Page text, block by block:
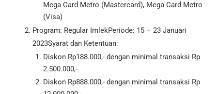
Mega Card Metro (Mastercard), Mega Card Metro
(Visa)
Program: Regular ImlekPeriode: 15 – 23 Januari
2023Syarat dan Ketentuan:
Diskon Rp188.000,- dengan minimal transaksi Rp
2.500.000,-
Diskon Rp888.000,- dengan minimal transaksi Rp